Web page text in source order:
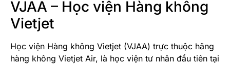
VJAA – Học viện Hàng không
Vietjet
Học viện Hàng không Vietjet (VJAA) trực thuộc hãng
hàng không Vietjet Air, là học viện tư nhân đầu tiên tại